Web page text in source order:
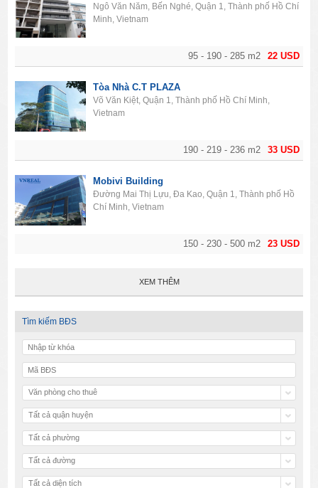
22 USD
95 - 190 - 285 m2
Ngô Văn Năm, Bến Nghé, Quận 1, Thành phố Hồ Chí
Minh, Vietnam
33 USD
190 - 219 - 236 m2
Tòa Nhà C.T PLAZA
Võ Văn Kiệt, Quận 1, Thành phố Hồ Chí Minh,
Vietnam
23 USD
150 - 230 - 500 m2
Mobivi Building
Đường Mai Thị Lựu, Đa Kao, Quận 1, Thành phố Hồ
Chí Minh, Vietnam
XEM THÊM
Tìm kiếm BĐS
Văn phòng cho thuê
Tất cả quận huyện
Tất cả phường
Tất cả đường
Tất cả diện tích